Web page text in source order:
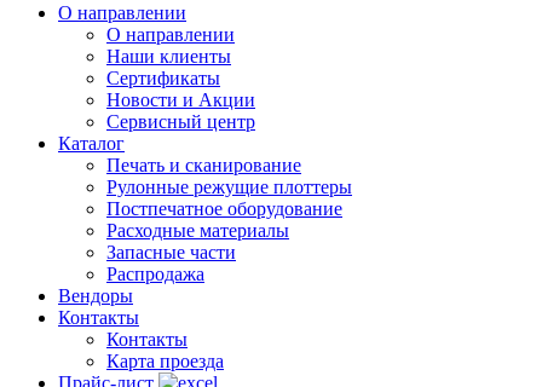
О направлении
О направлении
Наши клиенты
Сертификаты
Новости и Акции
Сервисный центр
Каталог
Печать и сканирование
Рулонные режущие плоттеры
Постпечатное оборудование
Расходные материалы
Запасные части
Распродажа
Вендоры
Контакты
Контакты
Карта проезда
Прайс-лист